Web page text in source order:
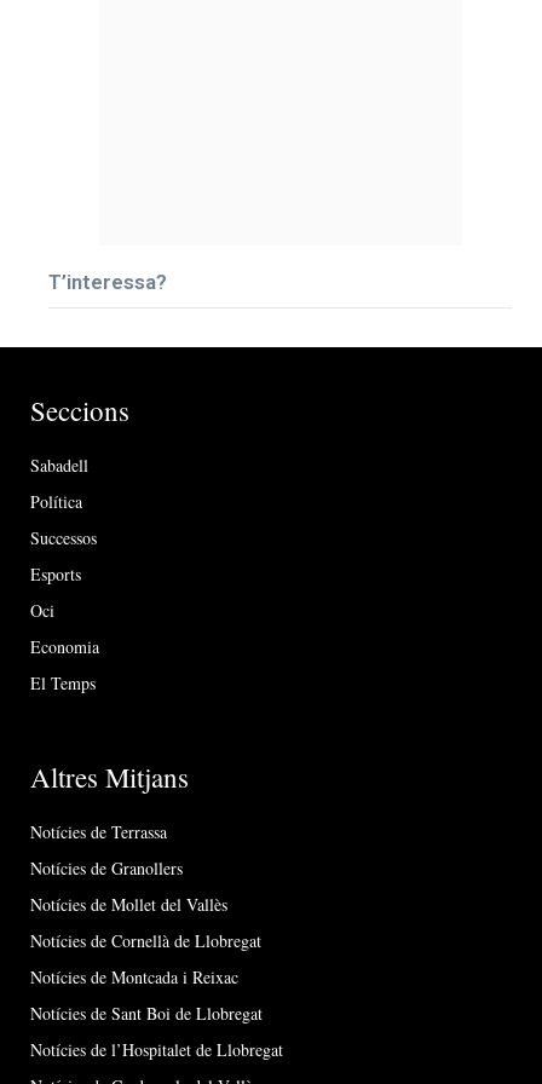
T’interessa?
Seccions
Sabadell
Política
Successos
Esports
Oci
Economia
El Temps
Altres Mitjans
Notícies de Terrassa
Notícies de Granollers
Notícies de Mollet del Vallès
Notícies de Cornellà de Llobregat
Notícies de Montcada i Reixac
Notícies de Sant Boi de Llobregat
Notícies de l’Hospitalet de Llobregat